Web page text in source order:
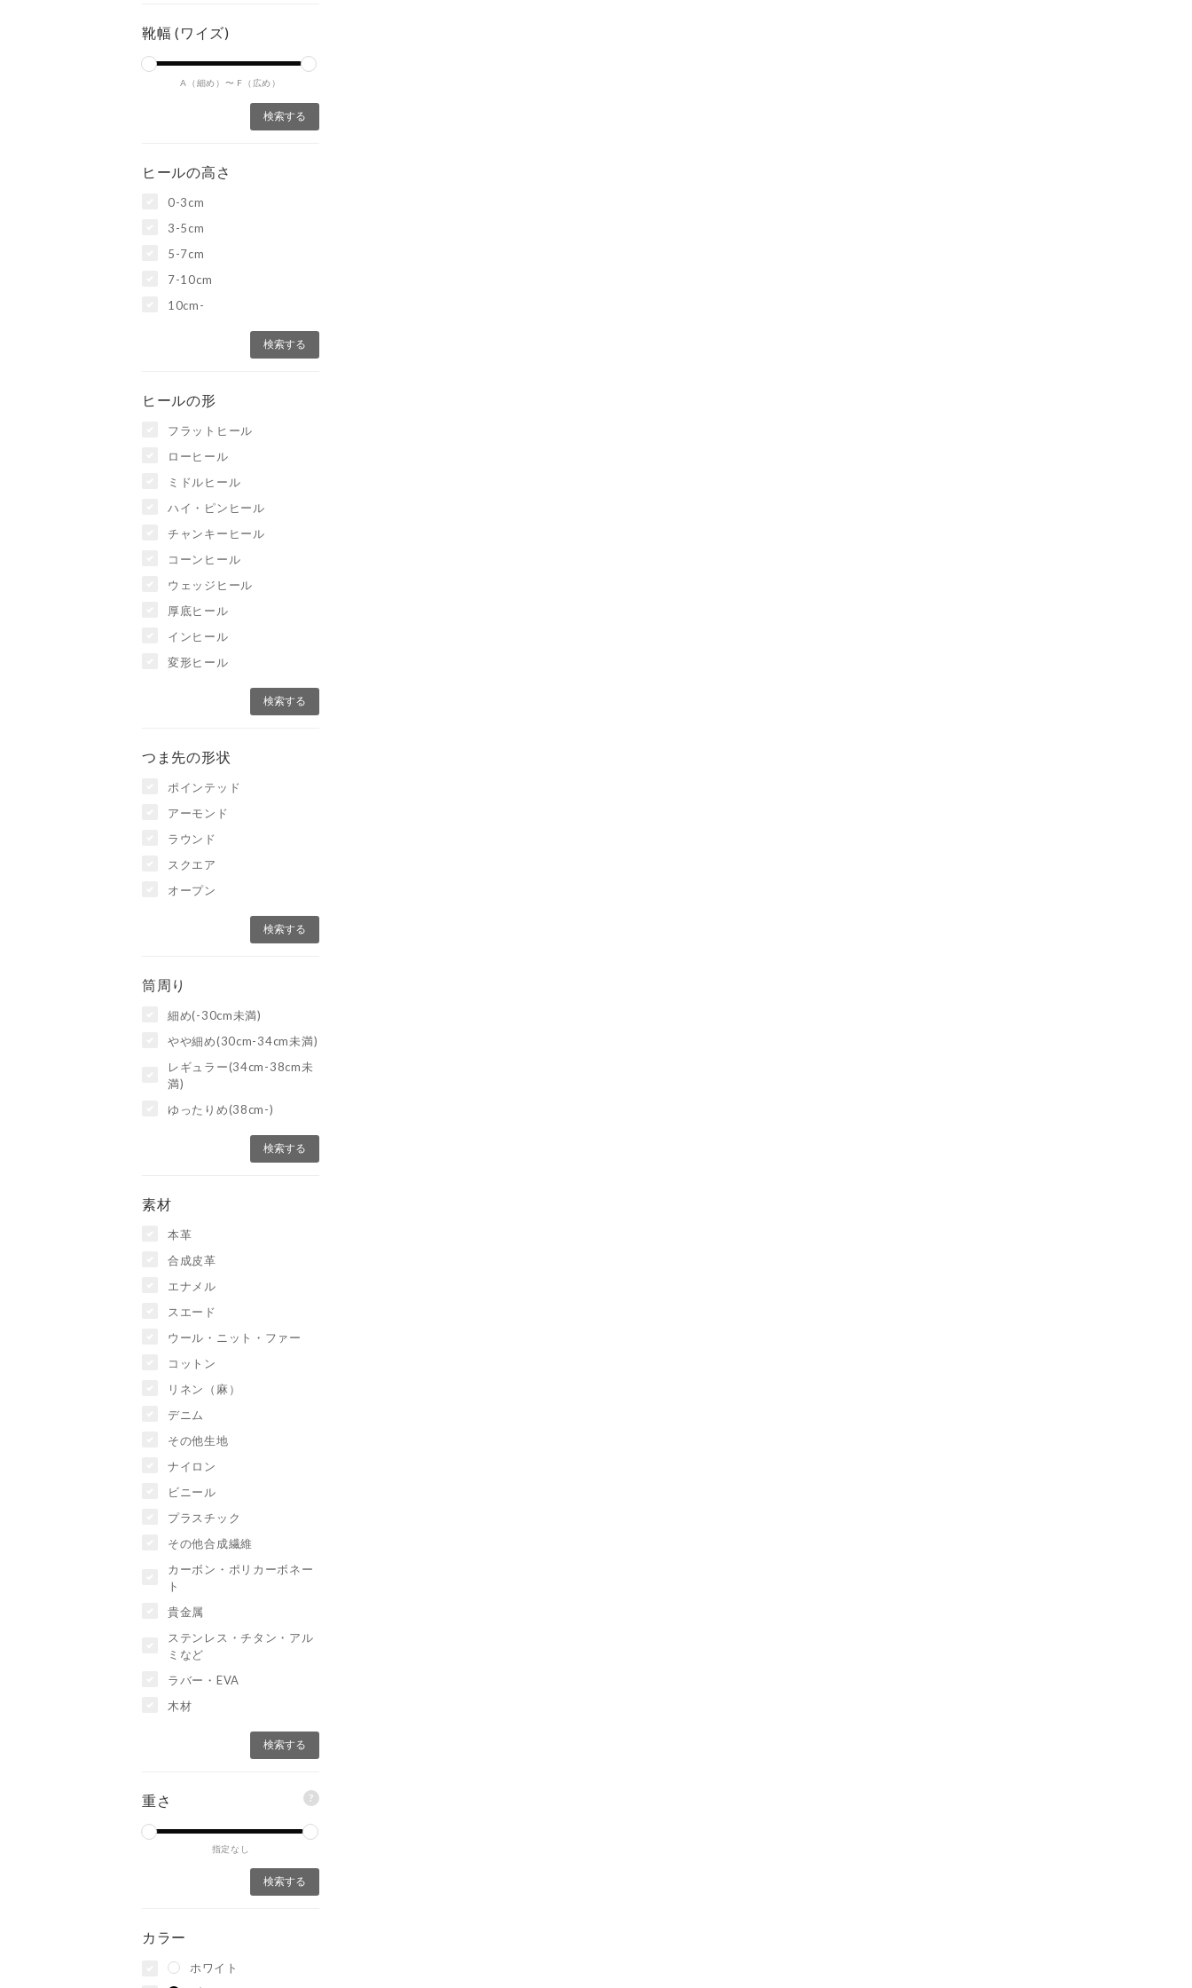
靴幅 (ワイズ)
A（細め）〜 F（広め）
ヒールの高さ
0-3cm
3-5cm
5-7cm
7-10cm
10cm-
ヒールの形
フラットヒール
ローヒール
ミドルヒール
ハイ・ピンヒール
チャンキーヒール
コーンヒール
ウェッジヒール
厚底ヒール
インヒール
変形ヒール
つま先の形状
ポインテッド
アーモンド
ラウンド
スクエア
オープン
筒周り
細め(-30cm未満)
やや細め(30cm-34cm未満)
レギュラー(34cm-38cm未
満)
ゆったりめ(38cm-)
素材
本革
合成皮革
エナメル
スエード
ウール・ニット・ファー
コットン
リネン（麻）
デニム
その他生地
ナイロン
ビニール
プラスチック
その他合成繊維
カーボン・ポリカーボネー
ト
貴金属
ステンレス・チタン・アル
ミなど
ラバー・EVA
木材
重さ ?
指定なし
カラー
ホワイト